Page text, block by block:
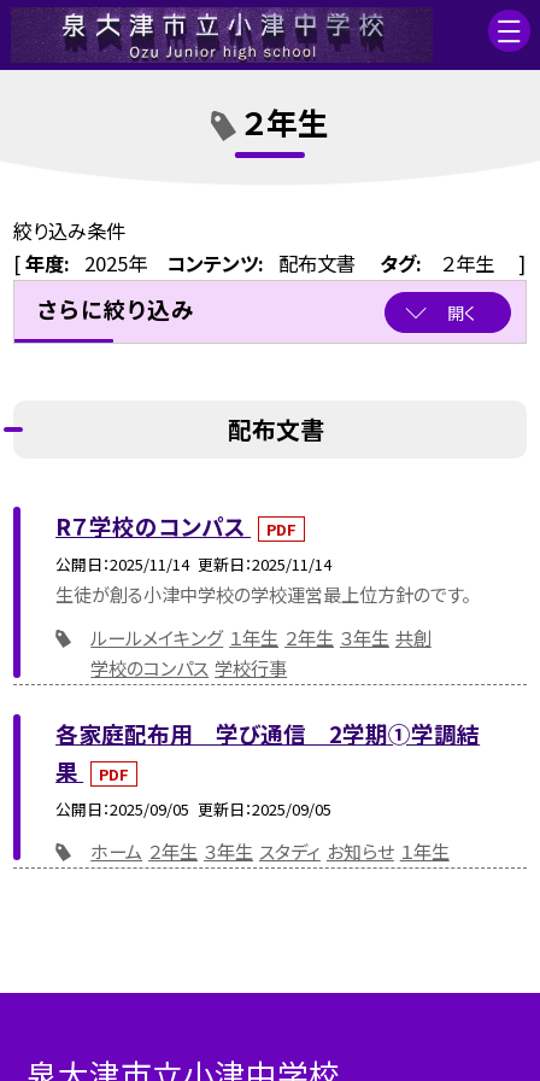
２年生
絞り込み条件
[年度: 2025年 コンテンツ: 配布文書 タグ: ２年生 ]
さらに絞り込み 開く
配布文書
R７学校のコンパス
PDF
公開日 2025/11/14 更新日 2025/11/14
生徒が創る小津中学校の学校運営最上位方針のです。
ルールメイキング １年生 ２年生 ３年生 共創
学校のコンパス 学校行事
各家庭配布用 学び通信 2学期➀学調結
果
PDF
公開日 2025/09/05 更新日 2025/09/05
ホーム ２年生 ３年生 スタディ お知らせ １年生